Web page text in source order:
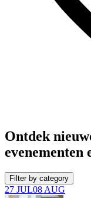
Ontdek
evenementen
Filter by category
27 JUL08 AUG